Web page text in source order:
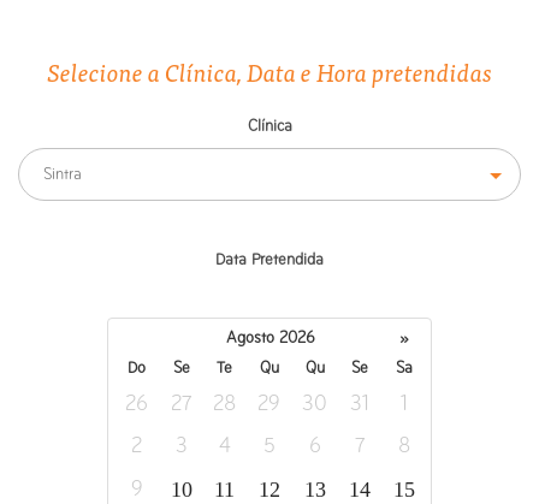
Selecione a Clínica, Data e Hora pretendidas
Clínica
Sintra
Data Pretendida
Agosto 2026
»
Do
Se Te Qu Qu Se Sa
26 27 28 29 30 31
1
2
3 4 5 6 7
8
9
10 11 12 13 14 15